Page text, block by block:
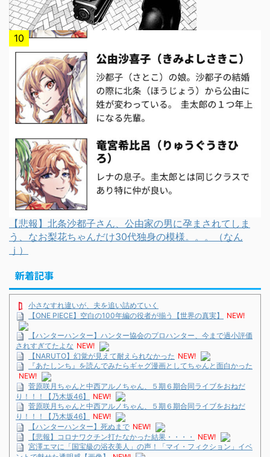
【悲報】北条沙都子さん、公由家の男に孕まされてしま
う、なお梨花ちゃんだけ30代独身の模様。。。（なん
ｊ）
新着記事
小さなすれ違いが、夫を追い詰めていく
【ONE PIECE】空白の100年編の役者が揃う【世界の真実】
NEW!
【ハンターハンター】ハンター協会のプロハンター、今まで過小評価
されすぎてたよな NEW!
【NARUTO】幻覚が見えて耐えられなかった NEW!
『あたしンち』を読んでみたらギャグ漫画としてちゃんと面白かった
NEW!
菅原咲月ちゃんと中西アルノちゃん、５期６期合同ライブをおねだ
り！！！【乃木坂46】
NEW!
菅原咲月ちゃんと中西アルノちゃん、５期６期合同ライブをおねだ
り！！！【乃木坂46】
NEW!
【ハンターハンター】死ぬまで NEW!
【悲報】コロナワクチン打たなかった結果・・・・
NEW!
宮澤エマに「国宝級の浴衣美人」の声！「マイ・フィクション」イベ